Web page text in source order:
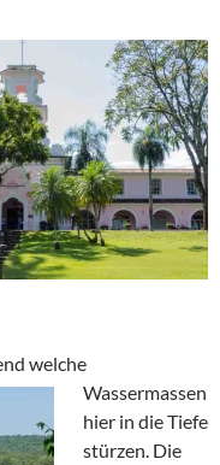
welche
Wassermassen
hier in die Tiefe
stürzen. Die